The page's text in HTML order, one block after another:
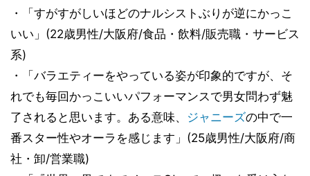
・「すがすがしいほどのナルシストぶりが逆にかっこ
いい」(22歳男性/大阪府/食品・飲料/販売職・サービス
系)
・「バラエティーをやっている姿が印象的ですが、そ
れでも毎回かっこいいパフォーマンスで男女問わず魅
了されると思います。ある意味、 ジャニーズの中で一
番スター性やオーラを感じます」(25歳男性/大阪府/商
社・卸/営業職)